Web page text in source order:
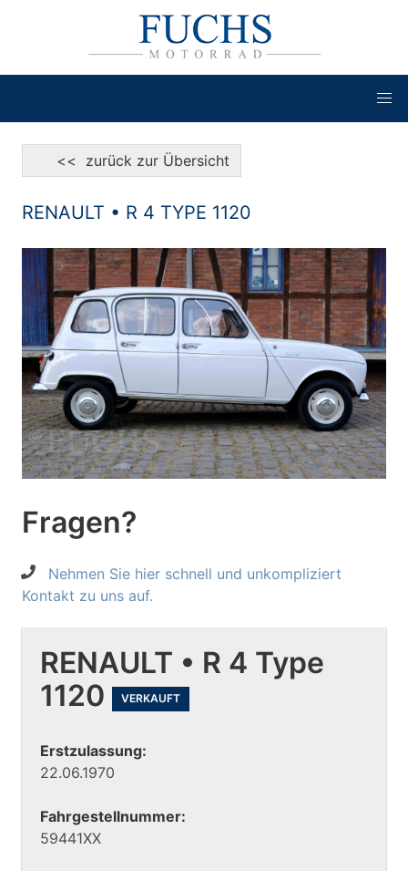
<< zurück zur Übersicht
RENAULT • R 4 TYPE 1120
Fragen?
Nehmen Sie hier schnell und unkompliziert
Kontakt zu uns auf.
RENAULT • R 4 Type
1120
VERKAUFT
Erstzulassung:
22.06.1970
Fahrgestellnummer:
59441XX